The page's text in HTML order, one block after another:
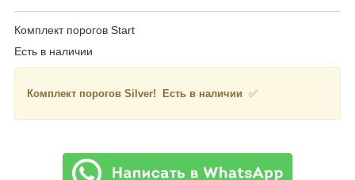
Комплект порогов Start
Есть в наличии
Комплект порогов Silver! Есть в наличии ✅